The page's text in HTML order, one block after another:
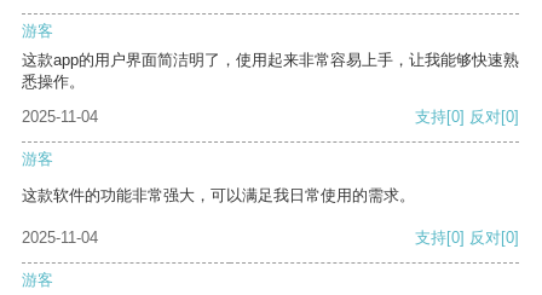
游客
这款app的用户界面简洁明了，使用起来非常容易上手，让我能够快速熟
悉操作。
2025-11-04
支持[0] 反对[0]
游客
这款软件的功能非常强大，可以满足我日常使用的需求。
2025-11-04 支持[0] 反对[0]
游客